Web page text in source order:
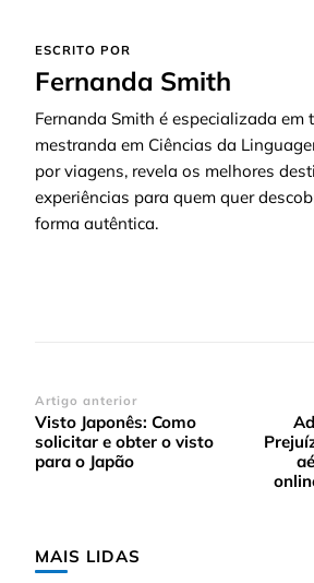
ESCRITO POR
Fernanda Smith
Fernanda Smith é especializada em
mestranda em Ciências da
por viagens, revela os melhores
experiências para quem quer
forma autêntica.
Navegação
de
post
Artigo anterior
Visto Japonês: Como
solicitar e obter o visto
para o Japão
MAIS LIDAS